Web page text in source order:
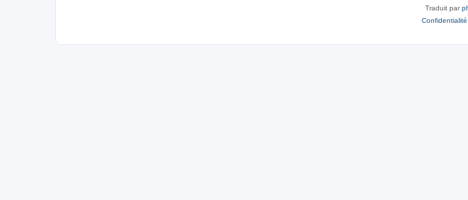
Traduit par
Confidentialité